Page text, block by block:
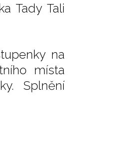
Tady Tali
na
místa
Splnění